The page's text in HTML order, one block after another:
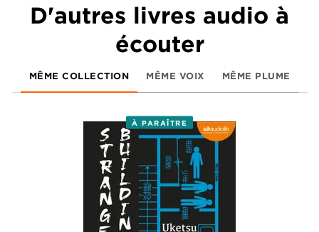
D'autres livres audio à
écouter
MÊME COLLECTION MÊME VOIX MÊME PLUME
À PARAÎTRE